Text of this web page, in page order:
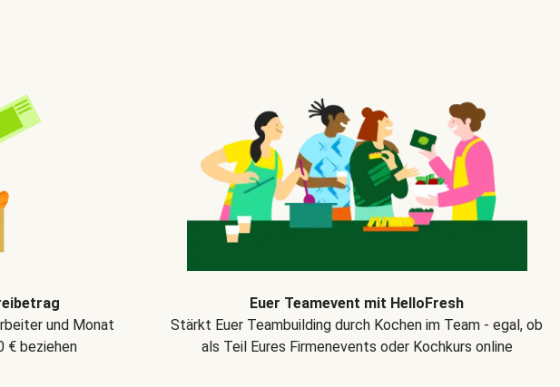
und Monat
€ beziehen
Euer Teamevent mit HelloFresh
Stärkt Euer Teambuilding durch Kochen im Team - egal, ob
als Teil Eures Firmenevents oder Kochkurs online